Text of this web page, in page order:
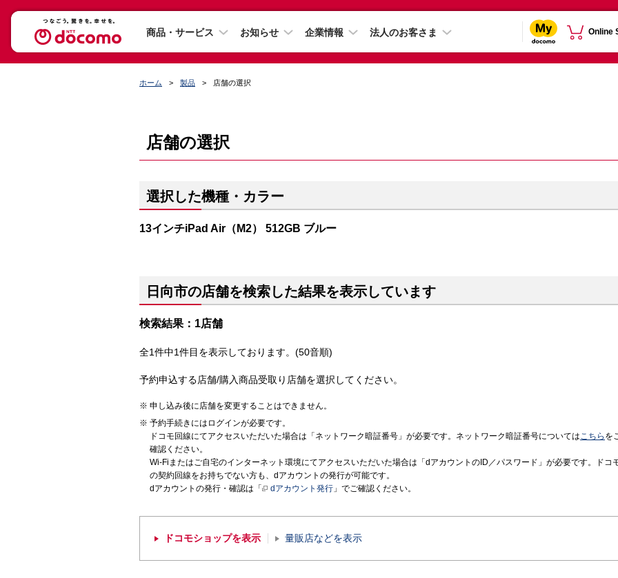
商品・サービス お知らせ 企業情報 法人のお客さま Online
ホーム 製品 店舗の選択
店舗の選択
選択した機種・カラー
13インチiPad Air（M2） 512GB ブルー
日向市の店舗を検索した結果を表示しています
検索結果：1店舗
全1件中1件目を表示しております。(50音順)
予約申込する店舗/購入商品受取り店舗を選択してください。
申し込み後に店舗を変更することはできません。
予約手続きにはログインが必要です。
ドコモ回線にてアクセスいただいた場合は「ネットワーク暗証番号」が必要です。ネットワーク暗証番号についてはこちら を
確認ください。
Wi-Fiまたはご自宅のインターネット環境にてアクセスいただいた場合は「dアカウントのID／パスワード」が必要です。ドコ
の契約回線をお持ちでない方も、dアカウントの発行が可能です。
dアカウントの発行・確認は「
dアカウント発行 」でご確認ください。
ドコモショップを表示 量販店などを表示